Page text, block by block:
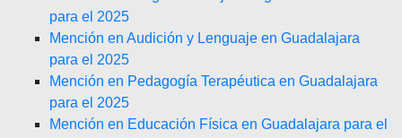
para el 2025
Mención en Audición y Lenguaje en Guadalajara
para el 2025
Mención en Pedagogía Terapéutica en Guadalajara
para el 2025
Mención en Educación Física en Guadalajara para el